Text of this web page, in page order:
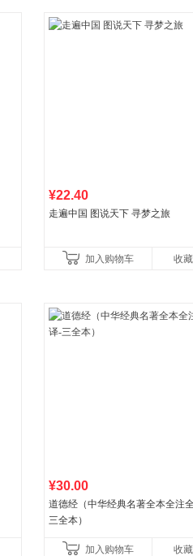
¥22.40
走遍中国 图说天下 寻梦之旅
加入购物车 收藏
¥30.00
道德经（中华经典名著全本全注
三全本）
加入购物车 收藏